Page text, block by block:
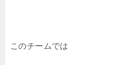
このチームでは